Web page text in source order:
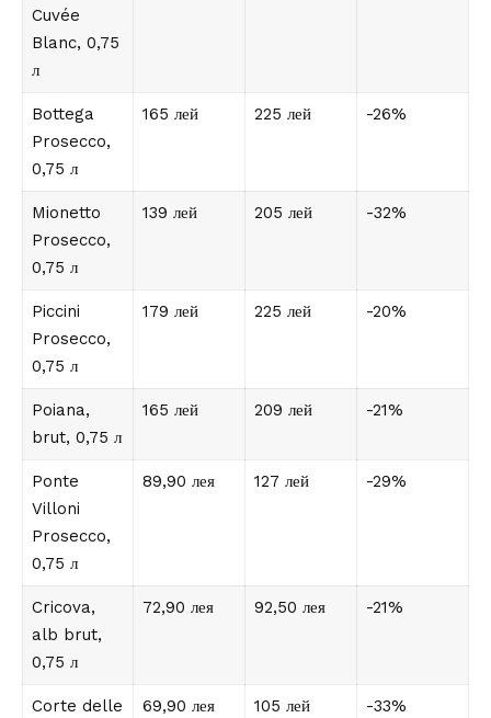
Cuvée
Blanc, 0,75
л
Bottega
Prosecco,
0,75 л
165 лей 225 лей -26%
Mionetto
Prosecco,
0,75 л
139 лей 205 лей -32%
Piccini
Prosecco,
0,75 л
179 лей 225 лей -20%
Poiana,
brut, 0,75 л
165 лей 209 лей -21%
Ponte
Villoni
Prosecco,
0,75 л
89,90 лея 127 лей -29%
Cricova,
alb brut,
0,75 л
72,90 лея 92,50 лея -21%
Corte delle
69,90 лея 105 лей -33%